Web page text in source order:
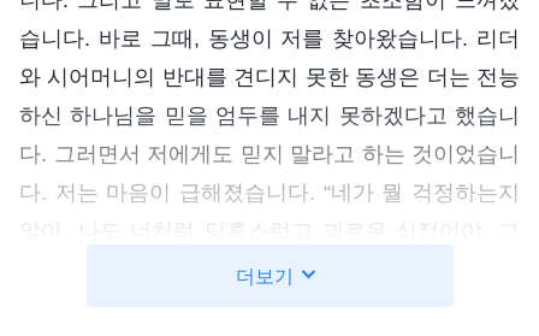
습니다. 바로 그때, 동생이 저를 찾아왔습니다. 리더
와 시어머니의 반대를 견디지 못한 동생은 더는 전능
하신 하나님을 믿을 엄두를 내지 못하겠다고 했습니
다. 그러면서 저에게도 믿지 말라고 하는 것이었습니
다. 저는 마음이 급해졌습니다. “네가 뭘 걱정하는지
알아. 나도 너처럼 당혹스럽고 괴로운 심정이야. 그
치만 이 문제를 여러 번 생각해 보고 주님께 기도해
더보기